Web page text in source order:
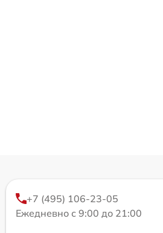
+7 (495) 106-23-05
Ежедневно с 9:00 до 21:00